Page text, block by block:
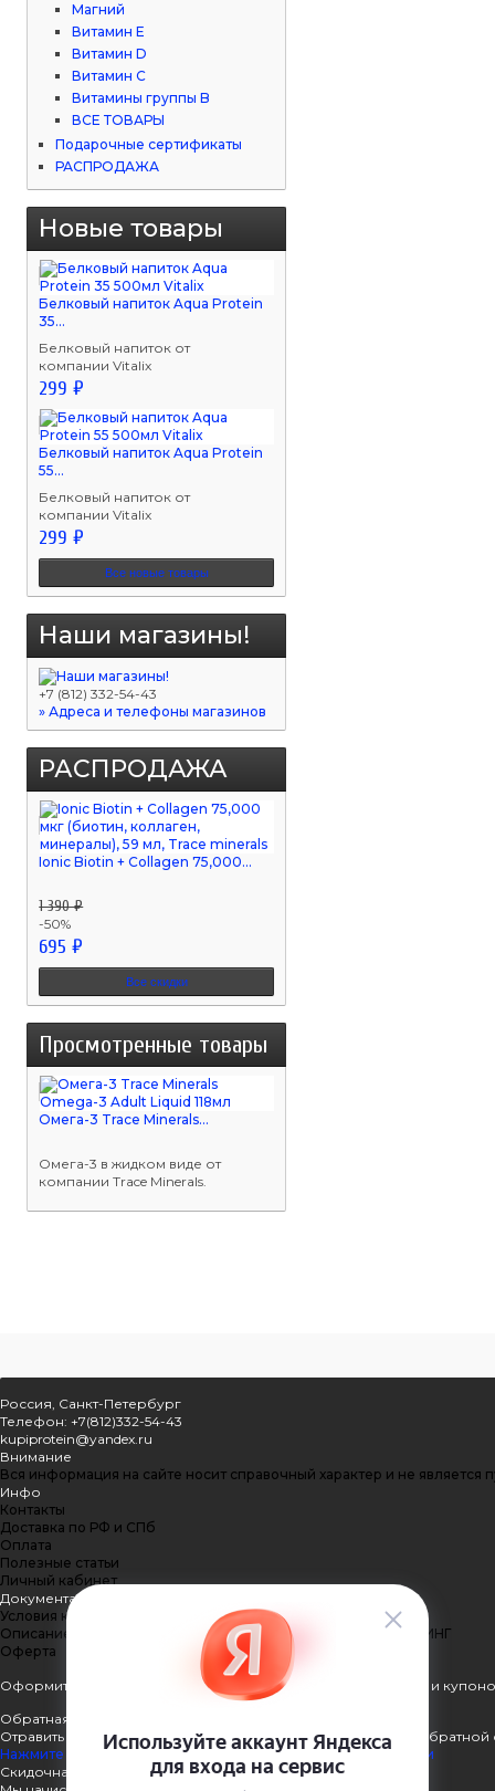
Магний
Витамин Е
Витамин D
Витамин С
Витамины группы B
ВСЕ ТОВАРЫ
Подарочные сертификаты
РАСПРОДАЖА
Новые товары
Белковый напиток Aqua Protein
35...
Белковый напиток от
компании Vitalix
299 ₽
Белковый напиток Aqua Protein
55...
Белковый напиток от
компании Vitalix
299 ₽
Все новые товары
Наши магазины!
+7 (812) 332-54-43
» Адреса и телефоны магазинов
РАСПРОДАЖА
Ionic Biotin + Collagen 75,000...
1 390 ₽
-50%
695 ₽
Все скидки
Просмотренные товары
Омега-3 Trace Minerals...
Омега-3 в жидком виде от
компании Trace Minerals.
Россия, Санкт-Петербург
Телефон: +7(812)332-54-43
kupiprotein@yandex.ru
Внимание
Вся информация на сайте носит справочный характер и не
Инфо
Контакты
Доставка по РФ и СПб
Оплата
Полезные статьи
Личный кабинет
Документация
Условия конфиденциальности
Описание процесса передачи данных ПЭЙКИПЕР-ПРОЦЕССИНГ
Оферта
Оформить подписку Подпишитесь на рассылку наших акций и
Обратная связь
Отравить нам сообщение или задать вопрос через форму обратной
Нажмите здесь для получения дополнительной информации
Скидочная система